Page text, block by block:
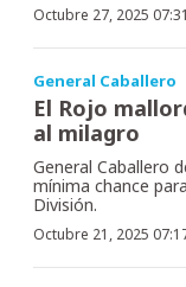
Octubre 27, 2025
General Caballero
El Rojo
al milagro
General Caballero
mínima chance
División.
Octubre 21, 2025